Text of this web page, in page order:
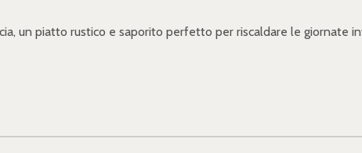
un piatto rustico e saporito perfetto per riscaldare le giornate